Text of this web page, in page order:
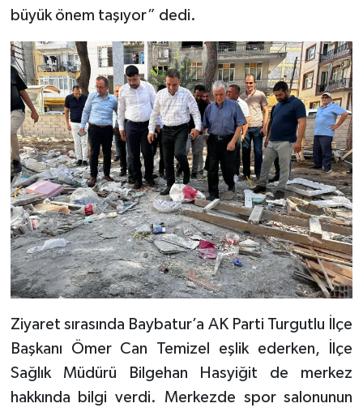
büyük önem taşıyor” dedi.
Ziyaret sırasında Baybatur’a AK Parti Turgutlu İlçe
Başkanı Ömer Can Temizel eşlik ederken, İlçe
Sağlık Müdürü Bilgehan Hasyiğit de merkez
hakkında bilgi verdi. Merkezde spor salonunun